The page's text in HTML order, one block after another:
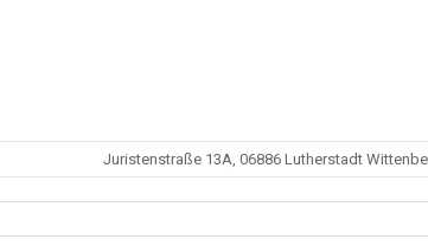
Juristenstraße 13A, 06886 Lutherstadt